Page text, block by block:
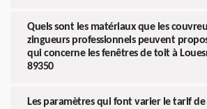
Quels sont les matériaux que les
zingueurs professionnels peuvent
qui concerne les fenêtres de toit à
89350
Les paramètres qui font varier le tarif